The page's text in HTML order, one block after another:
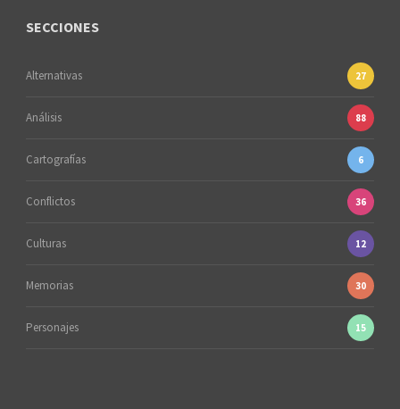
SECCIONES
Alternativas 27
Análisis 88
Cartografías 6
Conflictos 36
Culturas 12
Memorias 30
Personajes 15